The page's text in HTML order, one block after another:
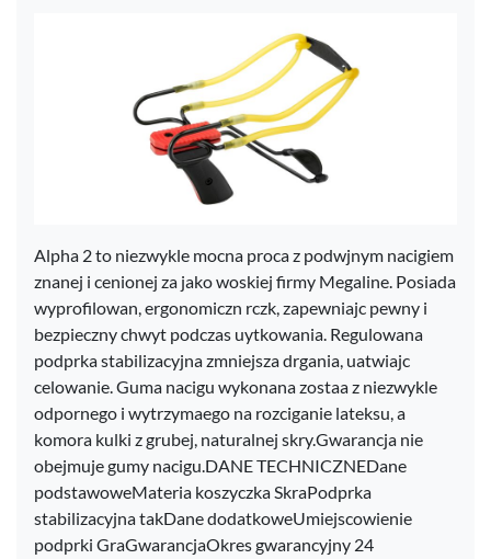
Alpha 2 to niezwykle mocna proca z podwjnym nacigiem
znanej i cenionej za jako woskiej firmy Megaline. Posiada
wyprofilowan, ergonomiczn rczk, zapewniajc pewny i
bezpieczny chwyt podczas uytkowania. Regulowana
podprka stabilizacyjna zmniejsza drgania, uatwiajc
celowanie. Guma nacigu wykonana zostaa z niezwykle
odpornego i wytrzymaego na rozciganie lateksu, a
komora kulki z grubej, naturalnej skry.Gwarancja nie
obejmuje gumy nacigu.DANE TECHNICZNEDane
podstawoweMateria koszyczka SkraPodprka
stabilizacyjna takDane dodatkoweUmiejscowienie
podprki GraGwarancjaOkres gwarancyjny 24